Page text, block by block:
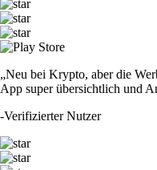
„Neu bei Krypto, aber die
App super übersichtlich und
-Verifizierter Nutzer